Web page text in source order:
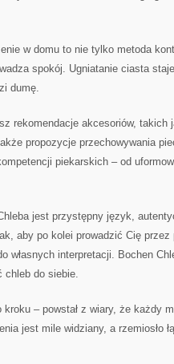
w domu to nie tylko metoda
spokój. Ugniatanie ciasta
dumę.
rekomendacje akcesoriów, takich
propozycje przechowywania
piekarskich – od
jest przystępny język,
aby po kolei prowadzić Cię
własnych interpretacji. Bochen
chleb do siebie.
– powstał z wiary, że każdy
jest mile widziany, a rzemiosło